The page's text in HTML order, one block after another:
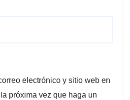
electrónico y sitio web en
próxima vez que haga un